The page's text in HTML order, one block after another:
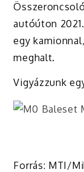
autóúton
egy
meghalt.
Vigyázzunk
Forrás: MTI/